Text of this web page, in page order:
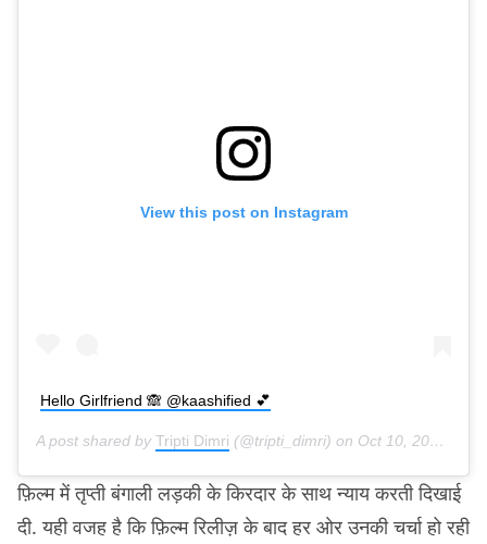
View this post on Instagram
Hello Girlfriend 🙈 @kaashified 💕
A post shared by Tripti Dimri (@tripti_dimri) on Oct 10, 2019 at 9:51pm PDT
फ़िल्म में तृप्ती बंगाली लड़की के किरदार के साथ न्याय करती दिखाई
दी. यही वजह है कि फ़िल्म रिलीज़ के बाद हर ओर उनकी चर्चा हो रही